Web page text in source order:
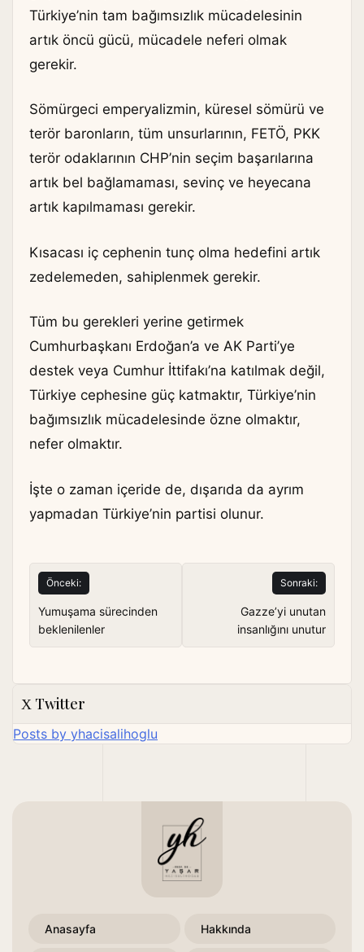
Türkiye’nin tam bağımsızlık mücadelesinin
artık öncü gücü, mücadele neferi olmak
gerekir.
Sömürgeci emperyalizmin, küresel sömürü ve
terör baronların, tüm unsurlarının, FETÖ, PKK
terör odaklarının CHP’nin seçim başarılarına
artık bel bağlamaması, sevinç ve heyecana
artık kapılmaması gerekir.
Kısacası iç cephenin tunç olma hedefini artık
zedelemeden, sahiplenmek gerekir.
Tüm bu gerekleri yerine getirmek
Cumhurbaşkanı Erdoğan’a ve AK Parti’ye
destek veya Cumhur İttifakı’na katılmak değil,
Türkiye cephesine güç katmaktır, Türkiye’nin
bağımsızlık mücadelesinde özne olmaktır,
nefer olmaktır.
İşte o zaman içeride de, dışarıda da ayrım
yapmadan Türkiye’nin partisi olunur.
Yazı
gezinmesi
Önceki:
Yumuşama sürecinden
beklenilenler
Sonraki:
Gazze’yi unutan
insanlığını unutur
Twitter
Posts by yhacisalihoglu
Anasayfa Hakkında